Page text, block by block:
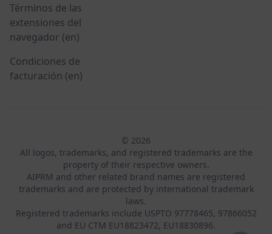
Términos de las
extensiones del
navegador (en)
Condiciones de
facturación (en)
© 2026
All logos, trademarks, and registered trademarks are the
property of their respective owners.
AIPRM and other related brand names are registered
trademarks and are protected by international trademark
laws.
Registered trademarks include USPTO 97778465, 97866052
and EU CTM EU18823472, EU18830896.